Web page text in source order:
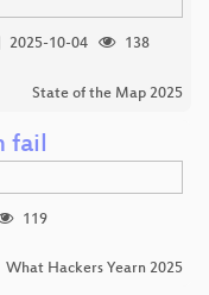
2025-10-04
138
State of the Map 2025
fail
119
What Hackers Yearn 2025